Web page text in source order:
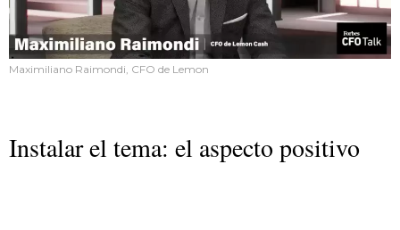
Maximiliano Raimondi, CFO de Lemon
Instalar el tema: el aspecto positivo